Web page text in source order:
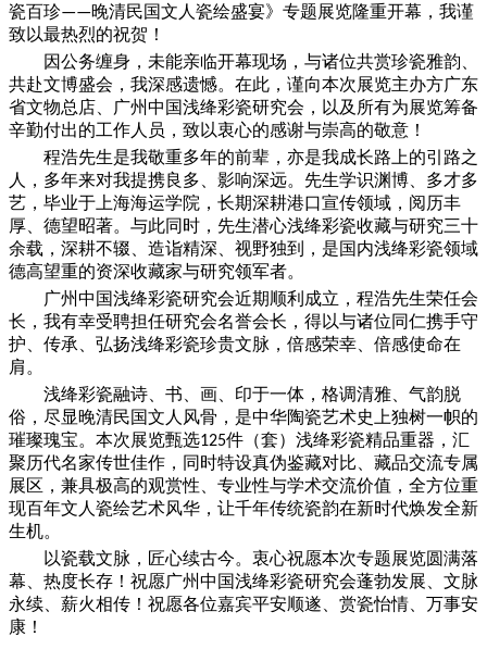
瓷百珍——晚清民国文人瓷绘盛宴》专题展览隆重开幕，我谨
致以最热烈的祝贺！
因公务缠身，未能亲临开幕现场，与诸位共赏珍瓷雅韵、
共赴文博盛会，我深感遗憾。在此，谨向本次展览主办方广东
省文物总店、广州中国浅绛彩瓷研究会，以及所有为展览筹备
辛勤付出的工作人员，致以衷心的感谢与崇高的敬意！
程浩先生是我敬重多年的前辈，亦是我成长路上的引路之
人，多年来对我提携良多、影响深远。先生学识渊博、多才多
艺，毕业于上海海运学院，长期深耕港口宣传领域，阅历丰
厚、德望昭著。与此同时，先生潜心浅绛彩瓷收藏与研究三十
余载，深耕不辍、造诣精深、视野独到，是国内浅绛彩瓷领域
德高望重的资深收藏家与研究领军者。
广州中国浅绛彩瓷研究会近期顺利成立，程浩先生荣任会
长，我有幸受聘担任研究会名誉会长，得以与诸位同仁携手守
护、传承、弘扬浅绛彩瓷珍贵文脉，倍感荣幸、倍感使命在
肩。
浅绛彩瓷融诗、书、画、印于一体，格调清雅、气韵脱
俗，尽显晚清民国文人风骨，是中华陶瓷艺术史上独树一帜的
璀璨瑰宝。本次展览甄选125件（套）浅绛彩瓷精品重器，汇
聚历代名家传世佳作，同时特设真伪鉴藏对比、藏品交流专属
展区，兼具极高的观赏性、专业性与学术交流价值，全方位重
现百年文人瓷绘艺术风华，让千年传统瓷韵在新时代焕发全新
生机。
以瓷载文脉，匠心续古今。衷心祝愿本次专题展览圆满落
幕、热度长存！祝愿广州中国浅绛彩瓷研究会蓬勃发展、文脉
永续、薪火相传！祝愿各位嘉宾平安顺遂、赏瓷怡情、万事安
康！